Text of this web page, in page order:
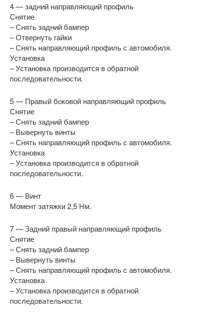
4 — задний направляющий профиль
Снятие
– Снять задний бампер
– Отвернуть гайки
– Снять направляющий профиль с автомобиля.
Установка
– Установка производится в обратной
последовательности.
5 — Правый боковой направляющий профиль
Снятие
– Снять задний бампер
– Вывернуть винты
– Снять направляющий профиль с автомобиля.
Установка
– Установка производится в обратной
последовательности.
6 — Винт
Момент затяжки 2,5 Нм.
7 — Задний правый направляющий профиль
Снятие
– Снять задний бампер
– Вывернуть винты
– Снять направляющий профиль с автомобиля.
Установка
– Установка производится в обратной
последовательности.